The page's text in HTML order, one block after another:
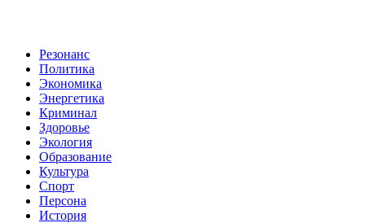
Резонанс
Политика
Экономика
Энергетика
Криминал
Здоровье
Экология
Образование
Культура
Спорт
Персона
История